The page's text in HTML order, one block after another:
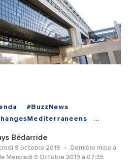
#BuzzNews
Bédarride
9 octobre 2019
Dernière mise à
Mercredi 9 Octobre 2019 à 07:35